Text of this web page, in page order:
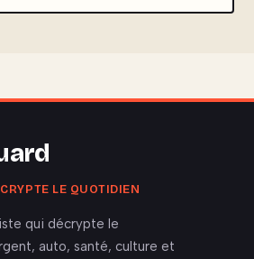
LE QUOTIDIEN
qui décrypte le
auto, santé, culture et